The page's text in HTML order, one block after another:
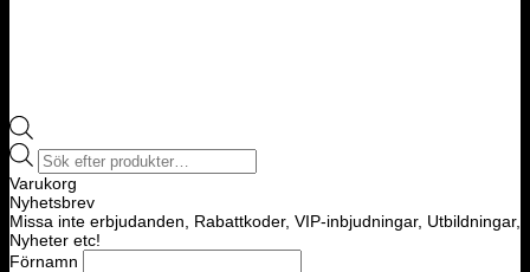
Products
search
Varukorg
Nyhetsbrev
Missa inte erbjudanden, Rabattkoder, VIP-inbjudningar, Utbildningar,
Nyheter etc!
Förnamn